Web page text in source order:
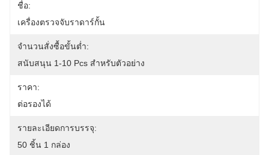
ชื่อ:
เครื่องตรวจจับราดาร์กั้น
จำนวนสั่งซื้อขั้นต่ำ:
สนับสนุน 1-10 Pcs สําหรับตัวอย่าง
ราคา:
ต่อรองได้
รายละเอียดการบรรจุ:
50 ชิ้น 1 กล่อง